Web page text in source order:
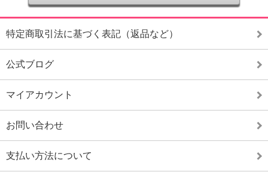
特定商取引法に基づく表記（返品など）
公式ブログ
マイアカウント
お問い合わせ
支払い方法について